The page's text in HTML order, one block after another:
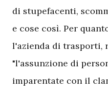
di stupefacenti,
e cose così. Per
l'azienda di trasporti,
"l'assunzione di
imparentate con il